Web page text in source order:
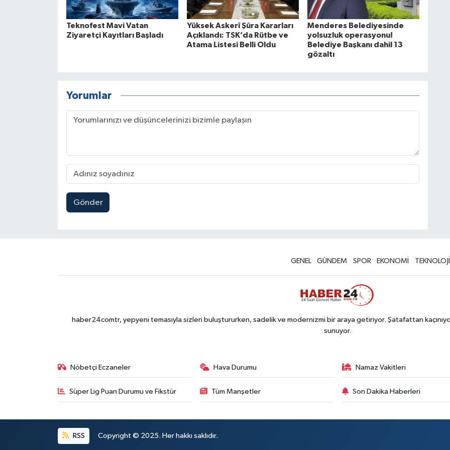
Teknofest Mavi Vatan
Ziyaretçi Kayıtları Başladı
Yüksek Askerî Şûra Kararları
Açıklandı: TSK’da Rütbe ve
Atama Listesi Belli Oldu
Menderes Belediyesinde
yolsuzluk operasyonu!
Belediye Başkanı dahil 13
gözaltı
Yorumlar
Gönder
GENEL GÜNDEM SPOR EKONOMİ TEKNOLOJİ
haber24comtr, yepyeni temasıyla sizleri buluştururken, sadelik ve modernizmi bir araya getiriyor. Şatafattan
sunuyor.
Nöbetçi Eczaneler Hava Durumu Namaz Vakitleri
Süper Lig Puan Durumu ve Fikstür Tüm Manşetler Son Dakika Haberleri
RSS Copyright © 2025. Her hakkı saklıdır.